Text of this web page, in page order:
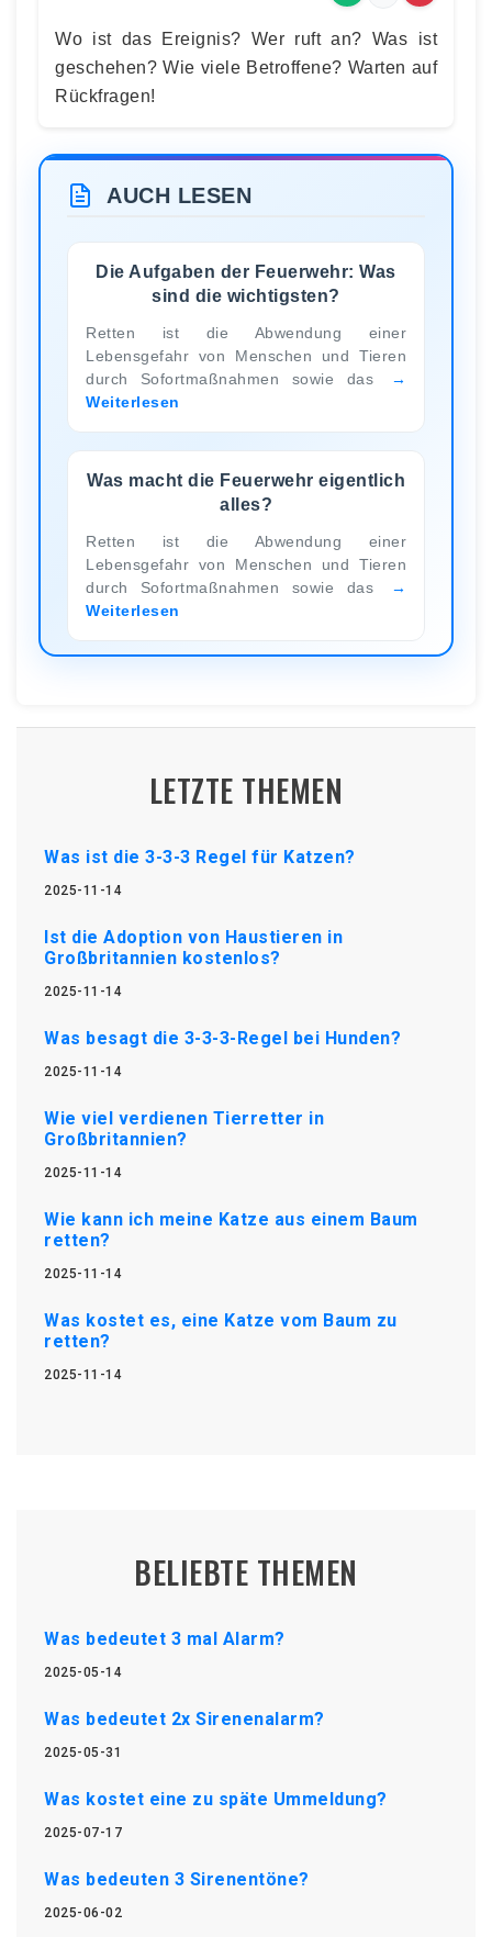
Wo ist das Ereignis? Wer ruft an? Was ist
geschehen? Wie viele Betroffene? Warten auf
Rückfragen!
AUCH LESEN
Die Aufgaben der Feuerwehr: Was
sind die wichtigsten?
Retten ist die Abwendung einer
Lebensgefahr von Menschen und Tieren
durch Sofortmaßnahmen sowie das
Weiterlesen
Was macht die Feuerwehr eigentlich
alles?
Retten ist die Abwendung einer
Lebensgefahr von Menschen und Tieren
durch Sofortmaßnahmen sowie das
Weiterlesen
LETZTE THEMEN
Was ist die 3-3-3 Regel für Katzen?
2025-11-14
Ist die Adoption von Haustieren in
Großbritannien kostenlos?
2025-11-14
Was besagt die 3-3-3-Regel bei Hunden?
2025-11-14
Wie viel verdienen Tierretter in
Großbritannien?
2025-11-14
Wie kann ich meine Katze aus einem Baum
retten?
2025-11-14
Was kostet es, eine Katze vom Baum zu
retten?
2025-11-14
BELIEBTE THEMEN
Was bedeutet 3 mal Alarm?
2025-05-14
Was bedeutet 2x Sirenenalarm?
2025-05-31
Was kostet eine zu späte Ummeldung?
2025-07-17
Was bedeuten 3 Sirenentöne?
2025-06-02